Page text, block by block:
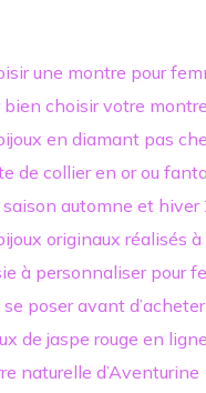
une montre pour
bien choisir votre montre
en diamant pas
de collier en or ou
saison automne et
originaux réalisés
à personnaliser pour
poser avant
de jaspe rouge en ligne
naturelle d’Aventurine